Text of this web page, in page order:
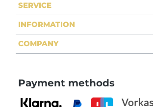
SERVICE
INFORMATION
COMPANY
Payment methods